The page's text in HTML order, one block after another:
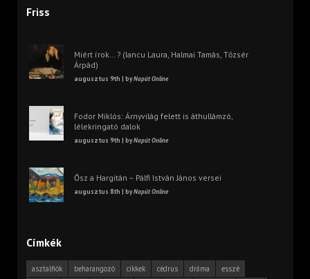
Friss
Miért írok… ? (Iancu Laura, Halmai Tamás, Tőzsér
Árpád)
augusztus 9th | byNapút Online
Fodor Miklós: Árnyvilág felett is áthullámzó,
lélekringató dalok
augusztus 9th | byNapút Online
Ősz a Hargitán – Pálfi István János versei
augusztus 8th | byNapút Online
Címkék
asztalfiók beharangozó cikkek cédrus dráma
esszé